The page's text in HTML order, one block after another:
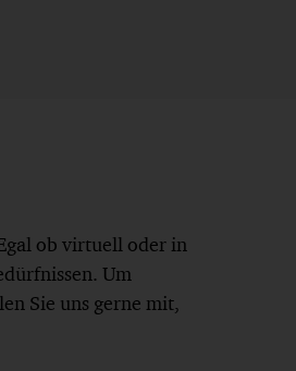
ob virtuell oder in
Um
Sie uns gerne mit,